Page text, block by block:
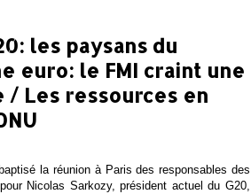
les paysans du
euro: le FMI craint une
/ Les ressources en
la réunion à Paris des responsables des
Nicolas Sarkozy, président actuel du G20,